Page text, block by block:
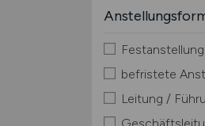
Festanstellung
befristete
Leitung /